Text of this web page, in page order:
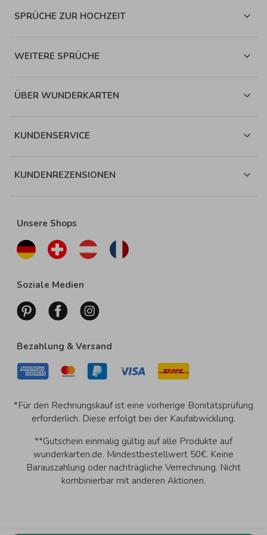
SPRÜCHE ZUR HOCHZEIT
WEITERE SPRÜCHE
ÜBER WUNDERKARTEN
KUNDENSERVICE
KUNDENREZENSIONEN
Unsere Shops
Soziale Medien
Bezahlung & Versand
*Für den Rechnungskauf ist eine vorherige Bonitätsprüfung
erforderlich. Diese erfolgt bei der Kaufabwicklung.
**Gutschein einmalig gültig auf alle Produkte auf
wunderkarten.de. Mindestbestellwert 50€. Keine
Barauszahlung oder nachträgliche Verrechnung. Nicht
kombinierbar mit anderen Aktionen.